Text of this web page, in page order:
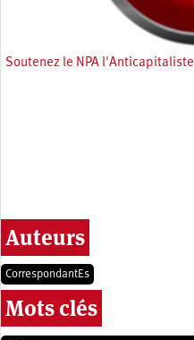
Soutenez le NPA l'Anticapitaliste
Auteurs
CorrespondantEs
Mots clés